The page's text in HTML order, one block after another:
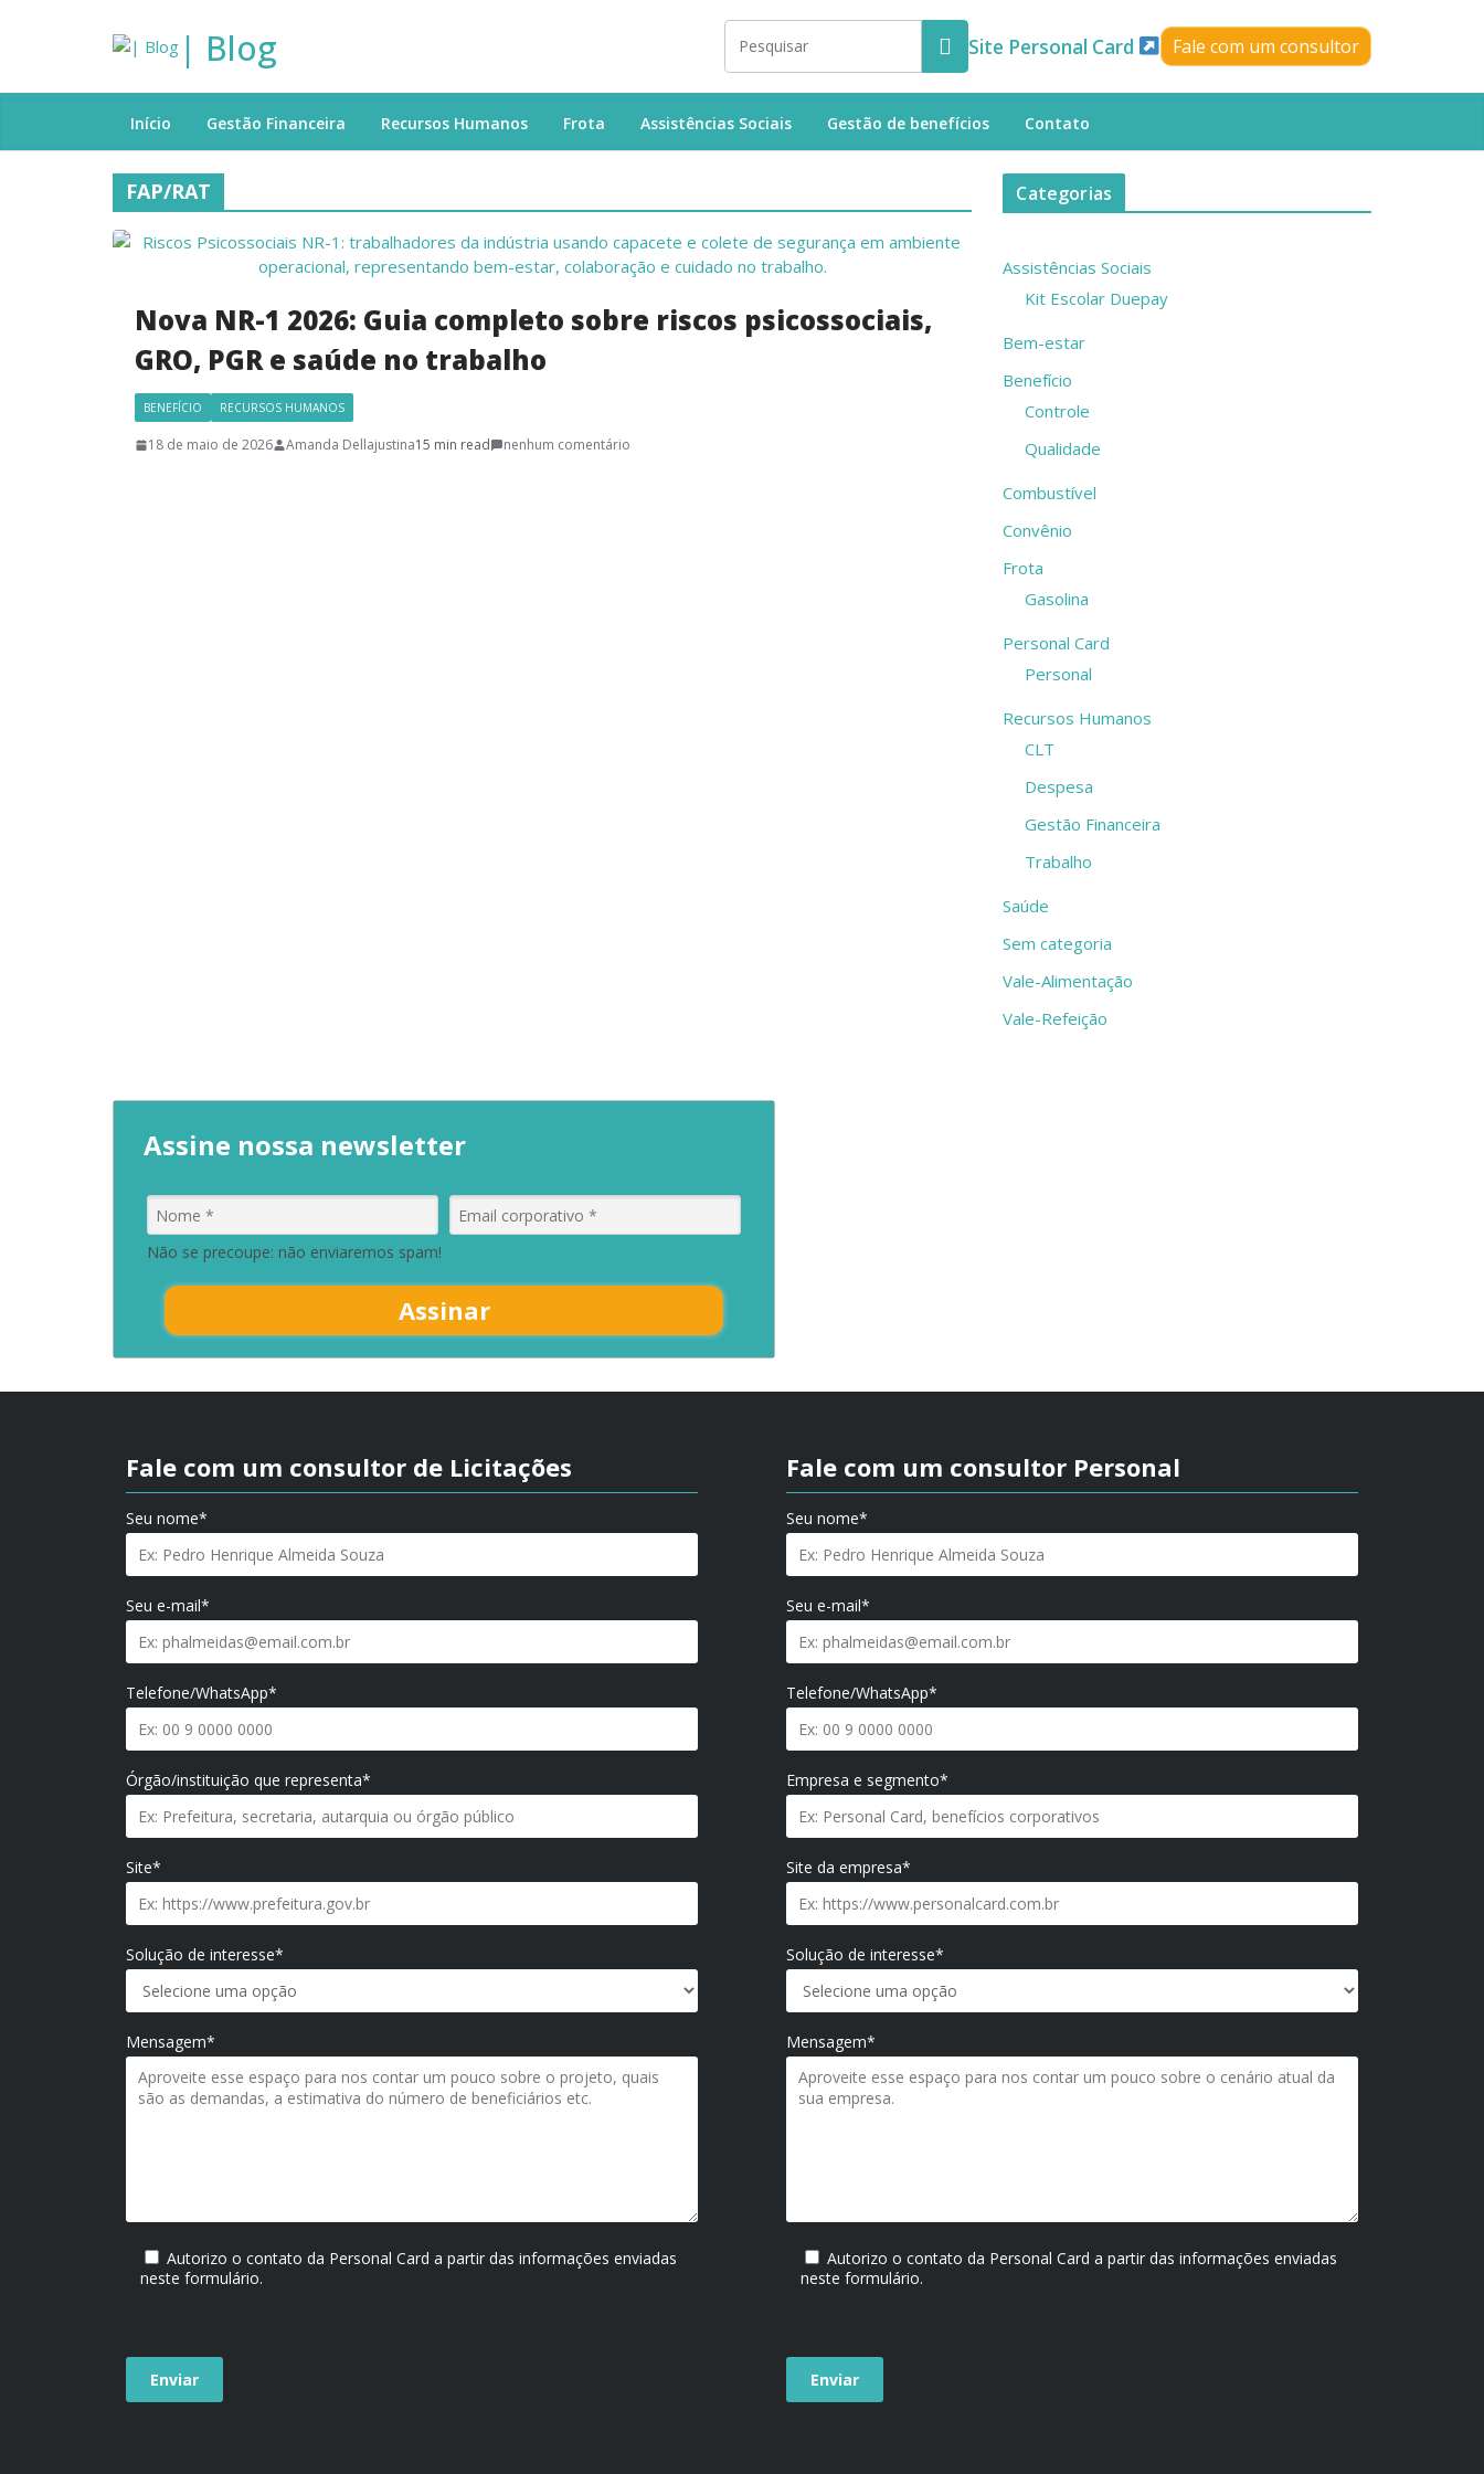
| Blog Site Personal Card Fale com um consultor
Início Gestão Financeira Recursos Humanos Frota Assistências Sociais Gestão de benefícios Contato
FAP/RAT
Nova NR-1 2026: Guia completo sobre riscos psicossociais,
GRO, PGR e saúde no trabalho
BENEFÍCIO RECURSOS HUMANOS
18 de maio de 2026 Amanda Dellajustina15 min read nenhum comentário
Categorias
Assistências Sociais
Kit Escolar Duepay
Bem-estar
Benefício
Controle
Qualidade
Combustível
Convênio
Frota
Gasolina
Personal Card
Personal
Recursos Humanos
CLT
Despesa
Gestão Financeira
Trabalho
Saúde
Sem categoria
Vale-Alimentação
Vale-Refeição
Assine nossa newsletter
Não se precoupe: não enviaremos spam!
Assinar
Fale com um consultor de Licitações
Seu nome*
Seu e-mail*
Telefone/WhatsApp*
Órgão/instituição que representa*
Site*
Solução de interesse*
Mensagem*
Autorizo o contato da Personal Card a partir das informações enviadas
neste formulário.
Fale com um consultor Personal
Seu nome*
Seu e-mail*
Telefone/WhatsApp*
Empresa e segmento*
Site da empresa*
Solução de interesse*
Mensagem*
Autorizo o contato da Personal Card a partir das informações enviadas
neste formulário.